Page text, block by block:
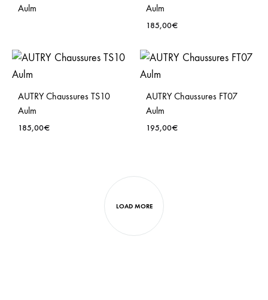
Aulm
Aulm
185,00€
AUTRY Chaussures TS10
Aulm
185,00€
AUTRY Chaussures FT07
Aulm
195,00€
LOAD MORE